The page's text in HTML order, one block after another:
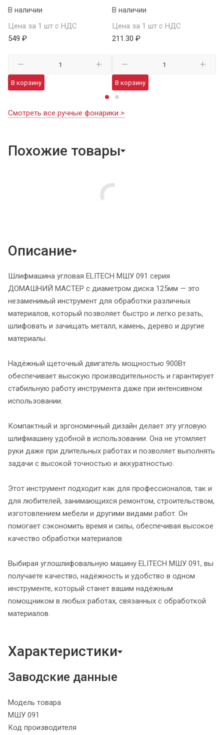
В наличии
Цена за 1 шт с НДС
549 ₽
В корзину
В наличии
Цена за 1 шт с НДС
211.30 ₽
В корзину
Смотреть все ручные фонарики >
Похожие товары
Описание
Шлифмашина угловая ELITECH МШУ 091 серия
ДОМАШНИЙ МАСТЕР с диаметром диска 125мм — это
незаменимый инструмент для обработки различных
материалов, который позволяет быстро и легко резать,
шлифовать и зачищать металл, камень, дерево и другие
материалы.
Надёжный щеточный двигатель мощностью 900Вт
обеспечивает высокую производительность и гарантирует
стабильную работу инструмента даже при интенсивном
использовании.
Компактный и эргономичный дизайн делает эту угловую
шлифмашину удобной в использовании. Она не утомляет
руки даже при длительных работах и позволяет выполнять
задачи с высокой точностью и аккуратностью.
Этот инструмент подходит как для профессионалов, так и
для любителей, занимающихся ремонтом, строительством,
изготовлением мебели и другими видами работ. Он
помогает сэкономить время и силы, обеспечивая высокое
качество обработки материалов.
Выбирая углошлифовальную машину ELITECH МШУ 091, вы
получаете качество, надёжность и удобство в одном
инструменте, который станет вашим надёжным
помощником в любых работах, связанных с обработкой
материалов.
Характеристики
Заводские данные
Модель товара
МШУ 091
Код производителя